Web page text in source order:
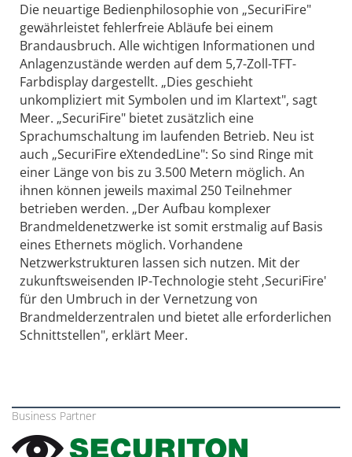
Die neuartige Bedienphilosophie von „SecuriFire"
gewährleistet fehlerfreie Abläufe bei einem
Brandausbruch. Alle wichtigen Informationen und
Anlagenzustände werden auf dem 5,7-Zoll-TFT-
Farbdisplay dargestellt. „Dies geschieht
unkompliziert mit Symbolen und im Klartext", sagt
Meer. „SecuriFire" bietet zusätzlich eine
Sprachumschaltung im laufenden Betrieb. Neu ist
auch „SecuriFire eXtendedLine": So sind Ringe mit
einer Länge von bis zu 3.500 Metern möglich. An
ihnen können jeweils maximal 250 Teilnehmer
betrieben werden. „Der Aufbau komplexer
Brandmeldenetzwerke ist somit erstmalig auf Basis
eines Ethernets möglich. Vorhandene
Netzwerkstrukturen lassen sich nutzen. Mit der
zukunftsweisenden IP-Technologie steht ‚SecuriFire'
für den Umbruch in der Vernetzung von
Brandmelderzentralen und bietet alle erforderlichen
Schnittstellen", erklärt Meer.
Business Partner